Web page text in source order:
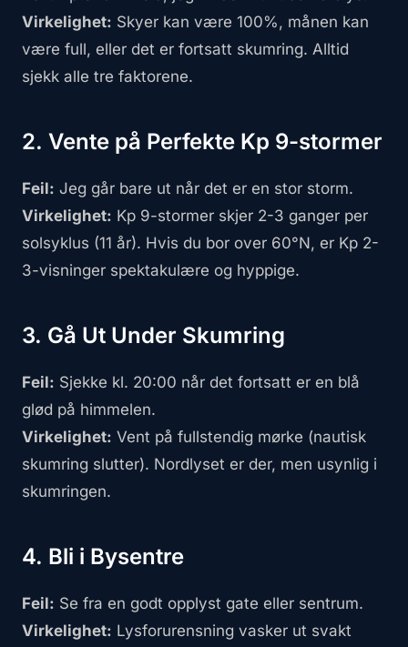
Virkelighet: Skyer kan være 100%, månen kan
være full, eller det er fortsatt skumring. Alltid
sjekk alle tre faktorene.
2. Vente på Perfekte Kp 9-stormer
Feil: Jeg går bare ut når det er en stor storm.
Virkelighet: Kp 9-stormer skjer 2-3 ganger per
solsyklus (11 år). Hvis du bor over 60°N, er Kp 2-
3-visninger spektakulære og hyppige.
3. Gå Ut Under Skumring
Feil: Sjekke kl. 20:00 når det fortsatt er en blå
glød på himmelen.
Virkelighet: Vent på fullstendig mørke (nautisk
skumring slutter). Nordlyset er der, men usynlig i
skumringen.
4. Bli i Bysentre
Feil: Se fra en godt opplyst gate eller sentrum.
Virkelighet: Lysforurensning vasker ut svakt